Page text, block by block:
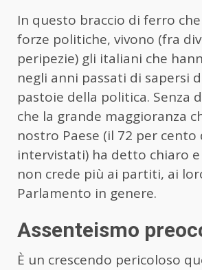
In questo braccio di ferro
forze politiche, vivono (fra
peripezie) gli italiani che
negli anni passati di sapersi
pastoie della politica. Senza
che la grande maggioranza
nostro Paese (il 72 per cento
intervistati) ha detto chiaro
non crede più ai partiti, ai
Parlamento in genere.
Assenteismo
È un crescendo pericoloso